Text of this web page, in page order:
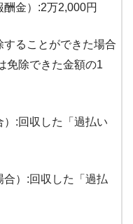
酬金）:2万2,000円
することができた場合
免除できた金額の1
）:回収した「過払い
合）:回収した「過払